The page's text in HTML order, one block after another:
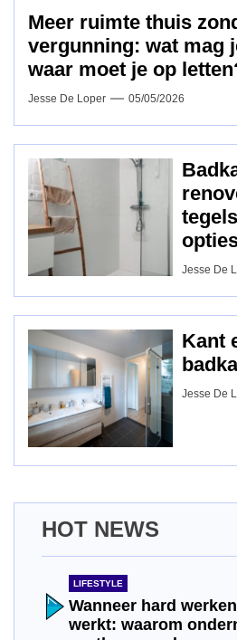
Meer ruimte thuis
vergunning: wat mag
waar moet je op
Jesse De Loper 05/05/2026
Jesse De
Kant
Jesse De
HOT NEWS
LIFESTYLE
Wanneer hard
werkt: waarom